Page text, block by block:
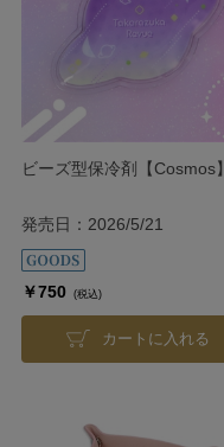
ビーズ型保冷剤【Cosmos】
発売日：2026/5/21
￥750 (税込)
カートに入れる